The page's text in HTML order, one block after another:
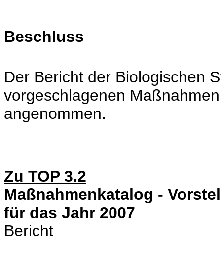
Beschluss
Der Bericht der Biologischen
vorgeschlagenen
angenommen.
Zu TOP 3.2
Maßnahmenkatalog -
für das Jahr 2007
Bericht